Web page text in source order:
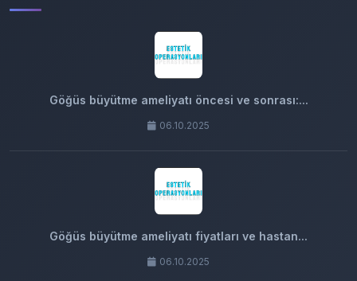
Göğüs büyütme ameliyatı öncesi ve sonrası:...
06.10.2025
Göğüs büyütme ameliyatı fiyatları ve hastan...
06.10.2025